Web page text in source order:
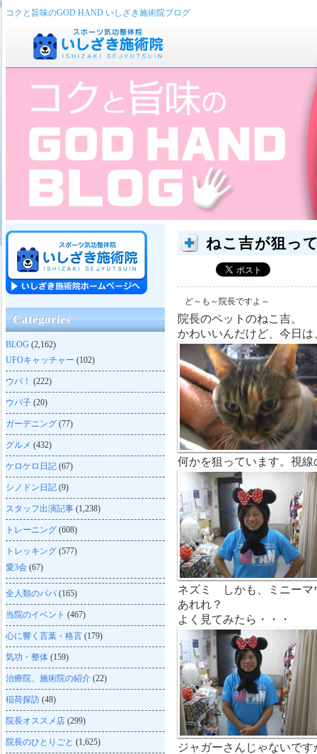
コクと旨味のGOD HAND いしざき施術院ブログ
ねこ吉が狙っ
ど～も～院長ですよ～
院長のペットのねこ吉。
かわいいんだけど、今日
何かを狙っています。視
ネズミ しかも、ミニーマ
あれれ？
よく見てみたら・・・
ジャガーさんじゃないで
Categories
BLOG (2,162)
UFOキャッチャー (102)
ウパ！ (222)
ウパ子 (20)
ガーデニング (77)
グルメ (432)
ケロケロ日記 (67)
シノドン日記 (9)
スタッフ出演記事 (1,238)
トレーニング (608)
トレッキング (577)
愛3会 (67)
全人類のパパ (165)
当院のイベント (467)
心に響く言葉・格言 (179)
気功・整体 (159)
治療院、施術院の紹介 (22)
稲荷探訪 (48)
院長オススメ店 (299)
院長のひとりごと (1,625)